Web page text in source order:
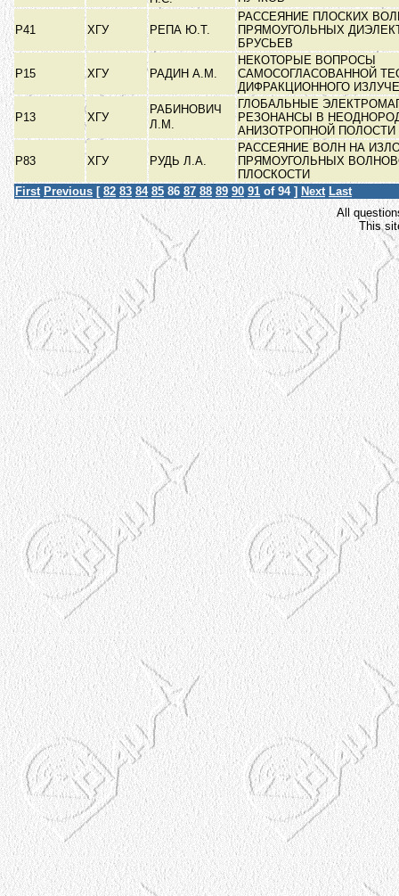
Р41 ХГУ РЕПА Ю.Т.
РАССЕЯНИЕ ПЛОСКИХ
ПРЯМОУГОЛЬНЫХ
БРУСЬЕВ
Р15 ХГУ РАДИН А.М.
НЕКОТОРЫЕ ВОПРОСЫ
САМОСОГЛАСОВАННОЙ
ДИФРАКЦИОННОГО
Р13 ХГУ
РАБИНОВИЧ
Л.М.
ГЛОБАЛЬНЫЕ
РЕЗОНАНСЫ В
АНИЗОТРОПНОЙ ПОЛОСТИ
Р83 ХГУ РУДЬ Л.А.
РАССЕЯНИЕ ВОЛН НА
ПРЯМОУГОЛЬНЫХ
ПЛОСКОСТИ
First Previous [ 82 83 84 85 86 87 88 89 90 91 of 94 ] Next Last
All
This